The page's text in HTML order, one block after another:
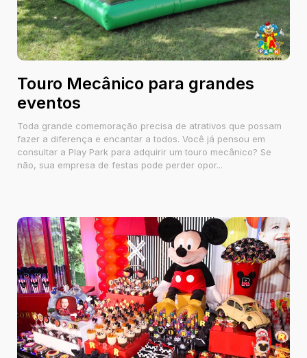
Touro Mecânico para grandes
eventos
Toda grande comemoração precisa de atrativos que possam
fazer a diferença e encantar a todos. Você já pensou em
consultar a Play Park para adquirir um touro mecânico? Se
não, sua empresa de festas pode perder opor...